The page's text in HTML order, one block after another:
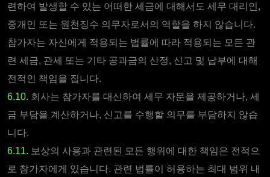
련하여 발생할 수 있는 어떠한 세금에 대해서도 세무 대리인,
중개인 또는 원천징수 의무자로서의 역할을 하지 않습니다.
참가자는 자신에게 적용되는 법률에 따라 적용되는 모든 관
련 세금, 관세 또는 기타 공과금의 산정, 신고 및 납부에 대해
전적인 책임을 집니다.
6.10. 회사는 참가자를 대신하여 세무 자문을 제공하거나, 세
금 부담을 계산하거나, 신고를 수행할 의무를 부담하지 않습
니다.
6.11. 보상의 사용과 관련된 모든 행위에 대한 책임은 전적으
로 참가자에게 있습니다. 관련 법률이 허용하는 최대 범위 내